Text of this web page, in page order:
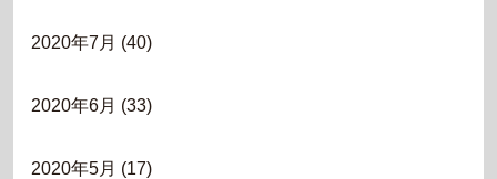
2020年7月 (40)
2020年6月 (33)
2020年5月 (17)